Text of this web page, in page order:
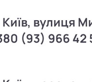
вулиця
(93) 966 42